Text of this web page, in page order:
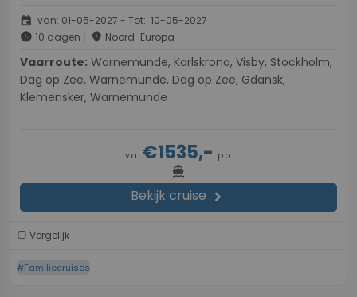
event van: 01-05-2027 - Tot: 10-05-2027
schedule 10 dagen place Noord-Europa
Vaarroute:
Dag op Zee, Warnemunde, Dag op Zee, Gdansk,
Klemensker, Warnemunde
v.a. €1535,- p.p.
directions_boat
Bekijk cruise chevron_right
Vergelijk
#Familiecruises